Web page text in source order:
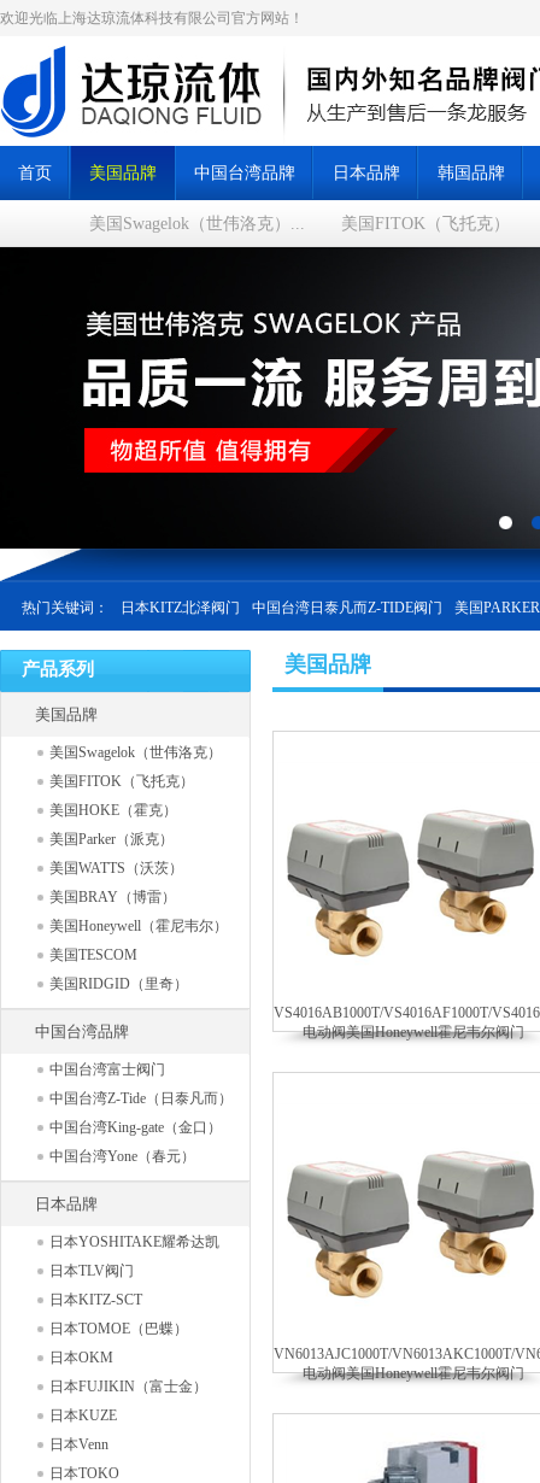
欢迎光临上海达琼流体科技有限公司官方网站！
首页 美国品牌
美国Swagelok（世伟洛克）... 美国FITOK（飞托克）
中国台湾品牌 日本品牌 韩国品牌
热门关键词： 日本KITZ北泽阀门 中国台湾日泰凡而Z-TIDE阀门 美国
产品系列
美国品牌
美国Swagelok（世伟洛克）
美国FITOK（飞托克）
美国HOKE（霍克）
美国Parker（派克）
美国WATTS（沃茨）
美国BRAY（博雷）
美国Honeywell（霍尼韦尔）
美国TESCOM
美国RIDGID（里奇）
中国台湾品牌
中国台湾富士阀门
中国台湾Z-Tide（日泰凡而）
中国台湾King-gate（金口）
中国台湾Yone（春元）
日本品牌
日本YOSHITAKE耀希达凯
日本TLV阀门
日本KITZ-SCT
日本TOMOE（巴蝶）
日本OKM
日本FUJIKIN（富士金）
日本KUZE
日本Venn
日本TOKO
美国品牌
VS4016AB1000T/VS4016AF1000T/
电动阀美国Honeywell霍尼韦尔阀门
VN6013AJC1000T/VN6013AKC1000T/
电动阀美国Honeywell霍尼韦尔阀门